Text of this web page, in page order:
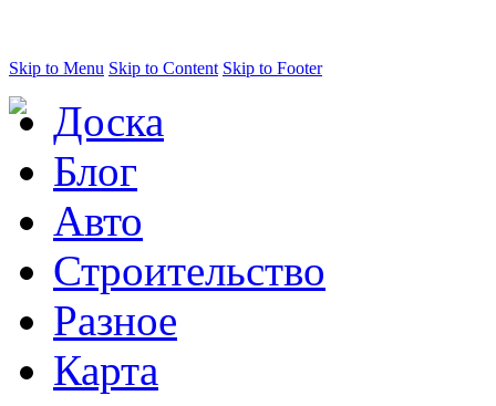
Skip to Menu Skip to Content Skip to Footer
Доска
Блог
Авто
Строительство
Разное
Карта